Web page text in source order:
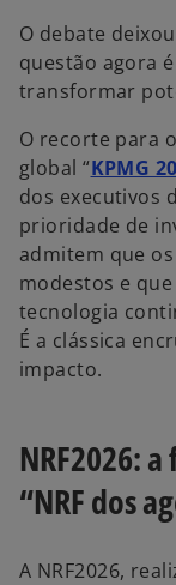
O debate
questão agora
transformar
O recorte para
global “KPMG
dos executivos
prioridade de
admitem que
modestos e
tecnologia
É a clássica
impacto.
NRF2026:
“NRF dos
A NRF2026,